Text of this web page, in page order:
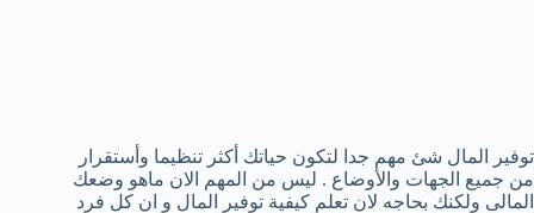
توفير المال شئ مهم جدا لتكون حياتك أكثر تنظيما وأستقرار
من جميع الجهات والأوضاع . ليس من المهم الان ماهو وضعك
المالى ولكنك بحاجه لان تعلم كيفية توفير المال و ان كل فرد